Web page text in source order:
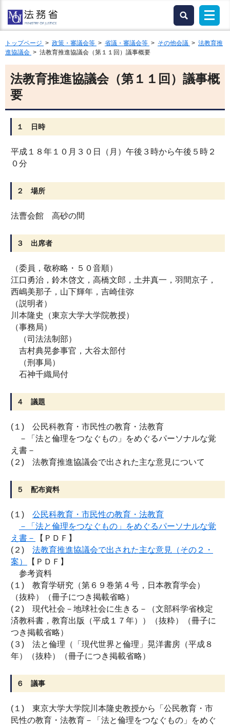
トップページ > 政策・審議会等 > 省議・審議会等 > その他会議 > 法教育推
進協議会 > 法教育推進協議会（第１１回）議事概要
法教育推進協議会（第１１回）議事概
要
１ 日時
平成１８年１０月３０日（月）午後３時から午後５時２
０分
２ 場所
法曹会館 高砂の間
３ 出席者
（委員，敬称略・５０音順）
江口勇治，鈴木啓文，高橋文郎，土井真一，羽間京子，
西嶋美那子，山下輝年，吉崎佳弥
（説明者）
川本隆史（東京大学大学院教授）
（事務局）
（司法法制部）
吉村典晃参事官，大谷太部付
（刑事局）
石神千織局付
４ 議題
(１) 公民科教育・市民性の教育・法教育
－「法と倫理をつなぐもの」をめぐるパーソナルな覚
え書－
(２) 法教育推進協議会で出された主な意見について
５ 配布資料
(１) 公民科教育・市民性の教育・法教育
－「法と倫理をつなぐもの」をめぐるパーソナルな覚
え書－
【ＰＤＦ】
(２) 法教育推進協議会で出された主な意見（その２・
案）
【ＰＤＦ】
参考資料
(１) 教育学研究（第６９巻第４号，日本教育学会）
（抜粋）（冊子につき掲載省略）
(２) 現代社会－地球社会に生きる－（文部科学省検定
済教科書，教育出版（平成１７年））（抜粋）（冊子に
つき掲載省略）
(３) 法と倫理（「現代世界と倫理」晃洋書房（平成８
年）（抜粋）（冊子につき掲載省略）
６ 議事
(１) 東京大学大学院川本隆史教授から「公民教育・市
民性の教育・法教育－「法と倫理をつなぐもの」をめぐ